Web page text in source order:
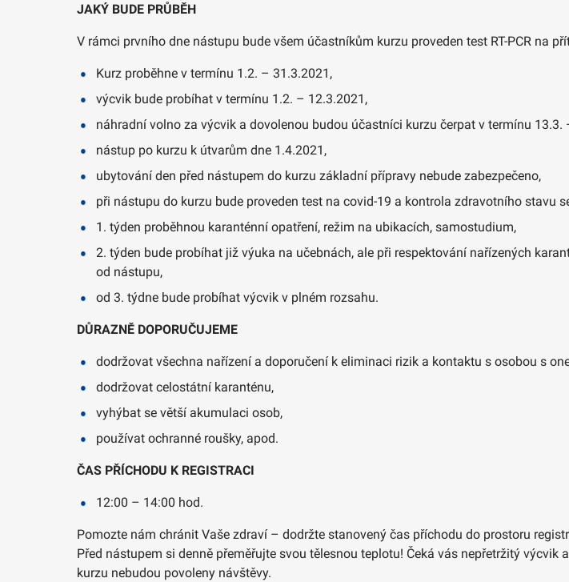
JAKÝ BUDE PRŮBĚH
V rámci prvního dne nástupu bude všem účastníkům kurzu proveden test RT-PCR na
Kurz proběhne v termínu 1.2. – 31.3.2021,
výcvik bude probíhat v termínu 1.2. – 12.3.2021,
náhradní volno za výcvik a dovolenou budou účastníci kurzu čerpat v termínu 13.3.
nástup po kurzu k útvarům dne 1.4.2021,
ubytování den před nástupem do kurzu základní přípravy nebude zabezpečeno,
při nástupu do kurzu bude proveden test na covid-19 a kontrola zdravotního stavu
1. týden proběhnou karanténní opatření, režim na ubikacích, samostudium,
2. týden bude probíhat již výuka na učebnách, ale při respektování nařízených
od nástupu,
od 3. týdne bude probíhat výcvik v plném rozsahu.
DŮRAZNĚ DOPORUČUJEME
dodržovat všechna nařízení a doporučení k eliminaci rizik a kontaktu s osobou s
dodržovat celostátní karanténu,
vyhýbat se větší akumulaci osob,
používat ochranné roušky, apod.
ČAS PŘÍCHODU K REGISTRACI
12:00 – 14:00 hod.
Pomozte nám chránit Vaše zdraví – dodržte stanovený čas příchodu do prostoru
Před nástupem si denně přeměřujte svou tělesnou teplotu! Čeká vás nepřetržitý
kurzu nebudou povoleny návštěvy.